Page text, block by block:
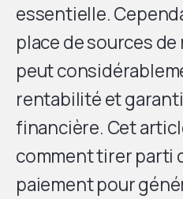
essentielle.
place de sources
peut
rentabilité et
financière. Cet
comment tirer parti
paiement pour